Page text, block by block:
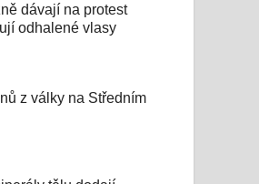
dávají na protest
odhalené vlasy
z války na Středním